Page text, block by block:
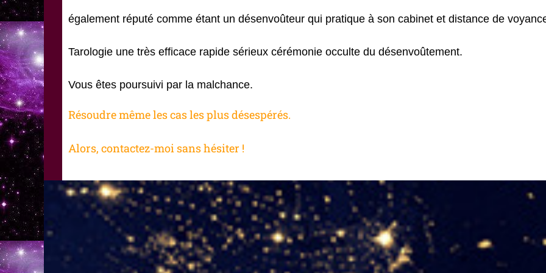
également réputé comme étant un désenvoûteur qui pratique à son cabinet et distance de
Tarologie une très efficace rapide sérieux cérémonie occulte du désenvoûtement.
Vous êtes poursuivi par la malchance.
Résoudre même les cas les plus désespérés.
Alors, contactez-moi sans hésiter !